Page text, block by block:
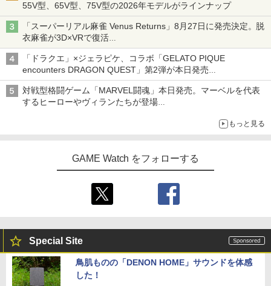
55V型、65V型、75V型の2026年モデルがラインナップ
「スーパーリアル麻雀 Venus Returns」8月27日に発売決定。脱
衣麻雀が3D×VRで復活
発売から2週間は20%オフになるセールが実施
「ドラクエ」×ジェラピケ、コラボ「GELATO PIQUE
encounters DRAGON QUEST」第2弾が本日発売
アイスカップに入ったスライムやわたぼう、ベビーサタンなどが
オリジナルアートで登場
対戦型格闘ゲーム「MARVEL闘魂」本日発売。マーベルを代表
するヒーローやヴィランたちが登場
もっと見る
GAME Watch をフォローする
Special Site
鳥肌ものの「DENON HOME」サウンドを体感
した！